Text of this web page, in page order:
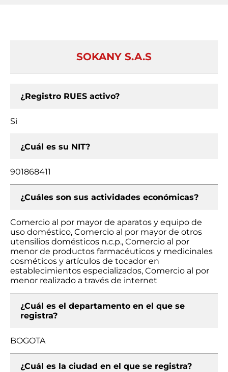
SOKANY S.A.S
¿Registro RUES activo?
Si
¿Cuál es su NIT?
901868411
¿Cuáles son sus actividades económicas?
Comercio al por mayor de aparatos y equipo de
uso doméstico, Comercio al por mayor de otros
utensilios domésticos n.c.p., Comercio al por
menor de productos farmacéuticos y medicinales
cosméticos y artículos de tocador en
establecimientos especializados, Comercio al por
menor realizado a través de internet
¿Cuál es el departamento en el que se
registra?
BOGOTA
¿Cuál es la ciudad en el que se registra?